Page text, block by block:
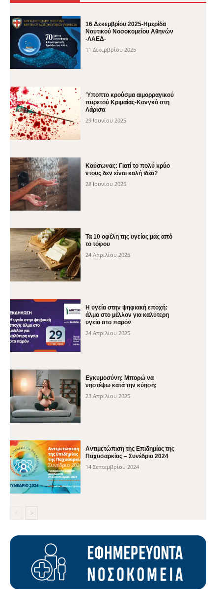
16 Δεκεμβρίου 2025-Ημερίδα
Ναυτικού Νοσοκομείου Αθηνών
-ΛΑΕΔ-
11 Δεκεμβρίου 2025
Ύποπτο κρούσμα αιμορραγικού
πυρετού Κριμαίας-Κονγκό στη
Λάρισα
29 Ιουνίου 2025
Καύσωνας: Γιατί το πολύ κρύο
ντους δεν είναι καλή ιδέα?
28 Ιουνίου 2025
Τα 10 οφέλη της υγείας μας από
το τόφου
24 Απριλίου 2025
H υγεία στην ψηφιακή εποχή:
άλμα στο μέλλον για καλύτερη
υγεία στο παρόν
24 Απριλίου 2025
Εγκυμοσύνη: Μπορώ να
νηστέψω κατά την κύηση;
23 Απριλίου 2025
Αντιμετώπιση της Επιδημίας της
Παχυσαρκίας – Συνέδριο 2024
14 Σεπτεμβρίου 2024